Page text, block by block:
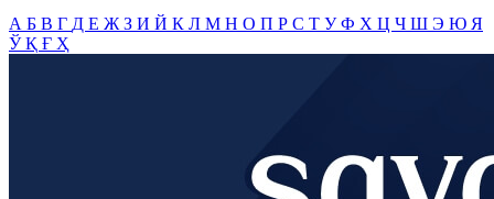
А Б В Г Д Е Ж З И Й К Л М Н О П Р С Т УФ Х Ц Ч Ш Э Ю Я
ЎҚ Ғ Ҳ